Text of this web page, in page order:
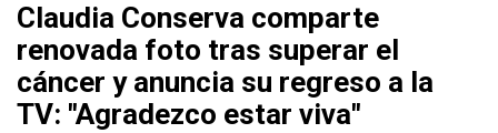
Claudia Conserva comparte
renovada foto tras superar el
cáncer y anuncia su regreso a la
TV: "Agradezco estar viva"